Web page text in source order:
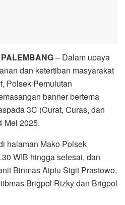
– Dalam upaya
dan ketertiban masyarakat
Polsek Pemulutan
banner bertema
3C (Curat, Curas, dan
Mei 2025.
halaman Mako Polsek
WIB hingga selesai, dan
Binmas Aiptu Sigit Prastowo,
Brigpol Rizky dan Brigpol